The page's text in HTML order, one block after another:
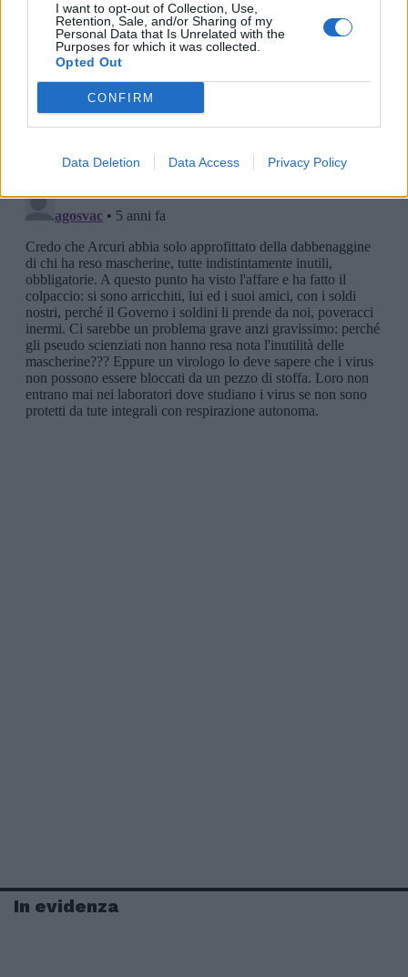
I want to opt-out of Collection, Use,
Retention, Sale, and/or Sharing of my
Personal Data that Is Unrelated with the
Purposes for which it was collected.
Opted Out
CONFIRM
Data Deletion Data Access Privacy Policy
In evidenza